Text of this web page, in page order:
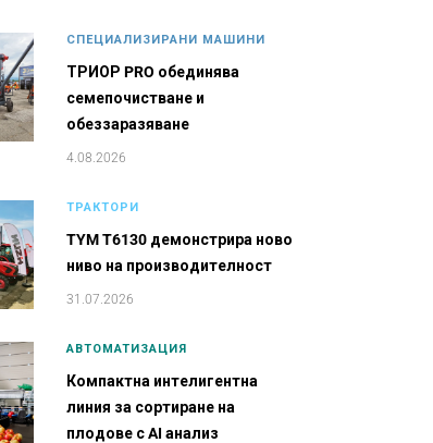
СПЕЦИАЛИЗИРАНИ МАШИНИ
ТРИОР PRO обединява
семепочистване и
обеззаразяване
4.08.2026
ТРАКТОРИ
TYM T6130 демонстрира ново
ниво на производителност
31.07.2026
АВТОМАТИЗАЦИЯ
Компактна интелигентна
линия за сортиране на
плодове с AI анализ